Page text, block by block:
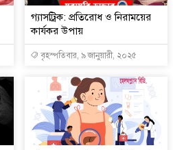
গ্যাসট্রিক: প্রতিরোধ ও নিরাময়ের
কার্যকর উপায়
বৃহস্পতিবার, ৯ জানুয়ারী, ২০২৫